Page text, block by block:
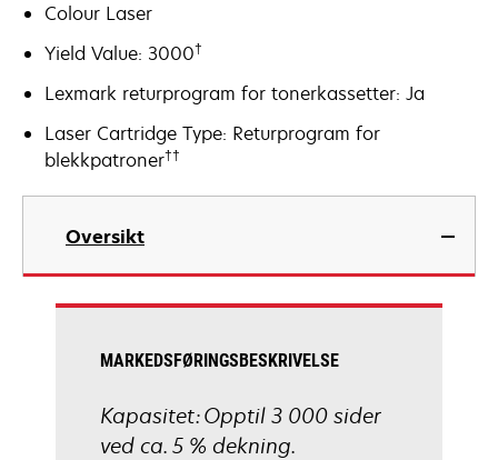
Colour Laser
Yield Value: 3000†
Lexmark returprogram for tonerkassetter: Ja
Laser Cartridge Type: Returprogram for
blekkpatroner††
Oversikt
MARKEDSFØRINGSBESKRIVELSE
Kapasitet: Opptil 3 000 sider
ved ca. 5 % dekning.